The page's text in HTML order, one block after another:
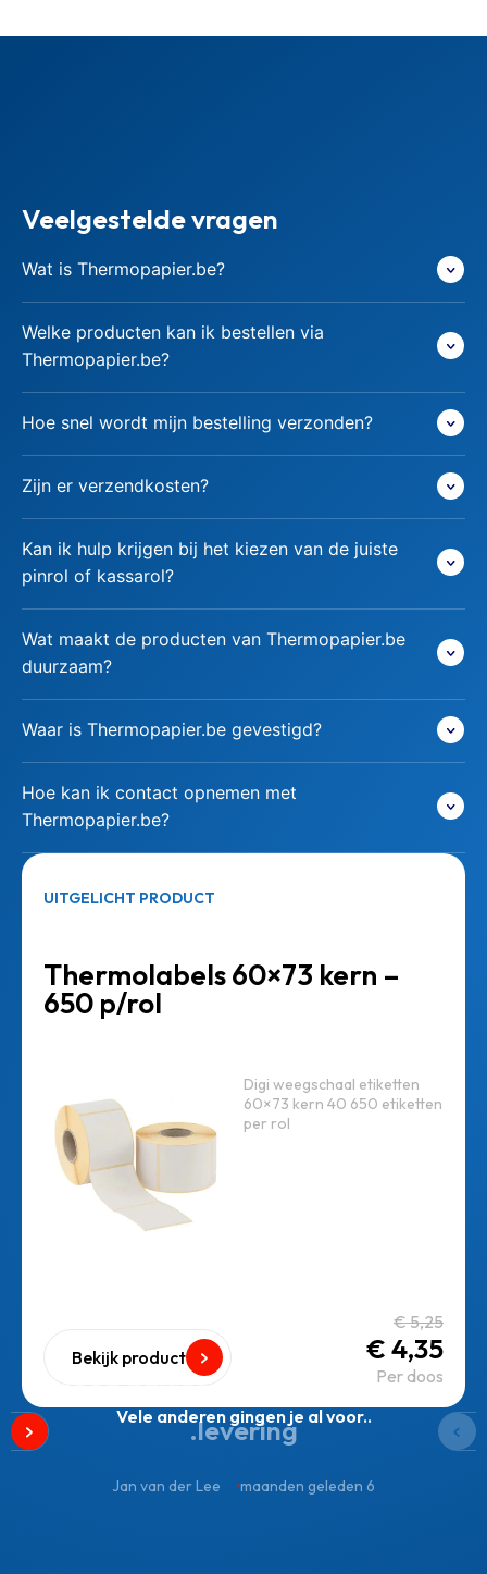
Veelgestelde vragen
Wat is Thermopapier.be?
Welke producten kan ik bestellen via
Thermopapier.be?
Hoe snel wordt mijn bestelling verzonden?
Zijn er verzendkosten?
Kan ik hulp krijgen bij het kiezen van de juiste
pinrol of kassarol?
Wat maakt de producten van Thermopapier.be
duurzaam?
Waar is Thermopapier.be gevestigd?
Hoe kan ik contact opnemen met
Thermopapier.be?
UITGELICHT PRODUCT
Thermolabels 60×73 kern –
650 p/rol
Digi weegschaal etiketten
60×73 kern 40 650 etiketten
per rol
Bekijk product
€5,25
€4,35
Per doos
Vele anderen gingen je al voor..
goed advies gegeven en snelle
levering.
6 maanden geleden
Jan van der Lee